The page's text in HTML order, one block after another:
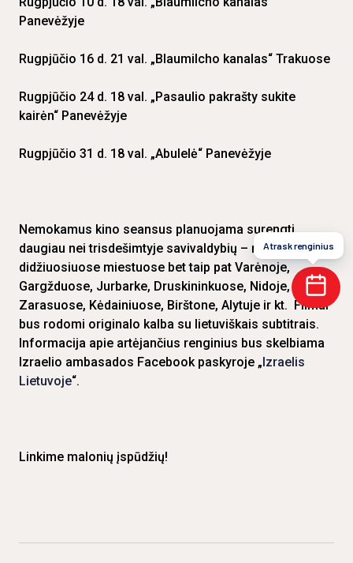
Panevėžyje
Rugpjūčio 16 d. 21 val. „Blaumilcho kanalas“ Trakuose
Rugpjūčio 24 d. 18 val. „Pasaulio pakrašty sukite
kairėn“ Panevėžyje
Rugpjūčio 31 d. 18 val. „Abulelė“ Panevėžyje
Nemokamus kino seansus planuojama surengti
daugiau nei trisdešimtyje savivaldybių – ne tik
didžiuosiuose miestuose bet taip pat Varėnoje,
Gargžduose, Jurbarke, Druskininkuose, Nidoje,
Zarasuose, Kėdainiuose, Birštone, Alytuje ir kt. Filmai
bus rodomi originalo kalba su lietuviškais subtitrais.
Informacija apie artėjančius renginius bus skelbiama
Izraelio ambasados Facebook paskyroje „ Izraelis
Lietuvoje“.
Linkime malonių įspūdžių!
Atrask renginius